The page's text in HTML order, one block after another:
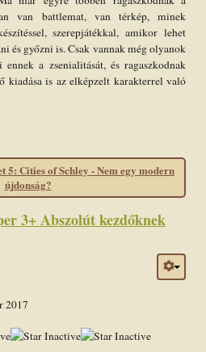
van battlemat, van térkép, minek
szerepjátékkal, amikor lehet
és győzni is. Csak vannak még olyanok
a zsenialitását, és ragaszkodnak
kiadása is az elképzelt karakterrel való
5: Cities of Schley - Nem egy modern
újdonság?
3+ Abszolút kezdőknek
2017